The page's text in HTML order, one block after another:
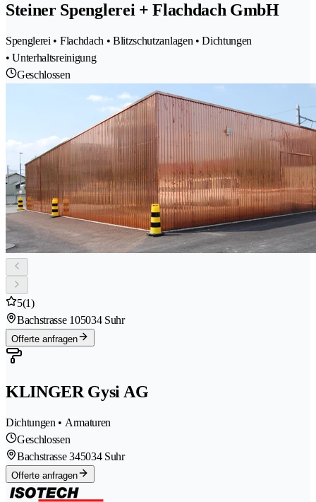
Steiner Spenglerei + Flachdach GmbH
Spenglerei • Flachdach • Blitzschutzanlagen • Dichtungen
• Unterhaltsreinigung
Geschlossen
5(1)
Bachstrasse 105034 Suhr
Offerte anfragen
KLINGER Gysi AG
Dichtungen • Armaturen
Geschlossen
Bachstrasse 345034 Suhr
Offerte anfragen